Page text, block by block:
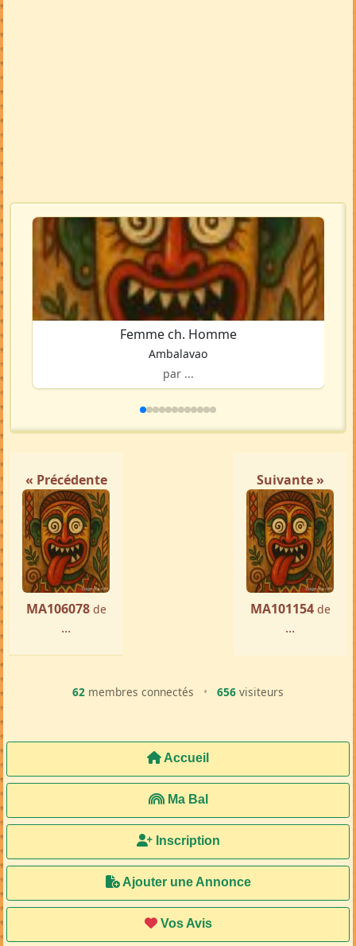
Femme ch. Homme
Ambalavao
par ...
« Précédente
MA106078 de
...
Suivante »
MA101154 de
...
62 membres connectés • 656 visiteurs
Accueil
Ma Bal
Inscription
Ajouter une Annonce
Vos Avis